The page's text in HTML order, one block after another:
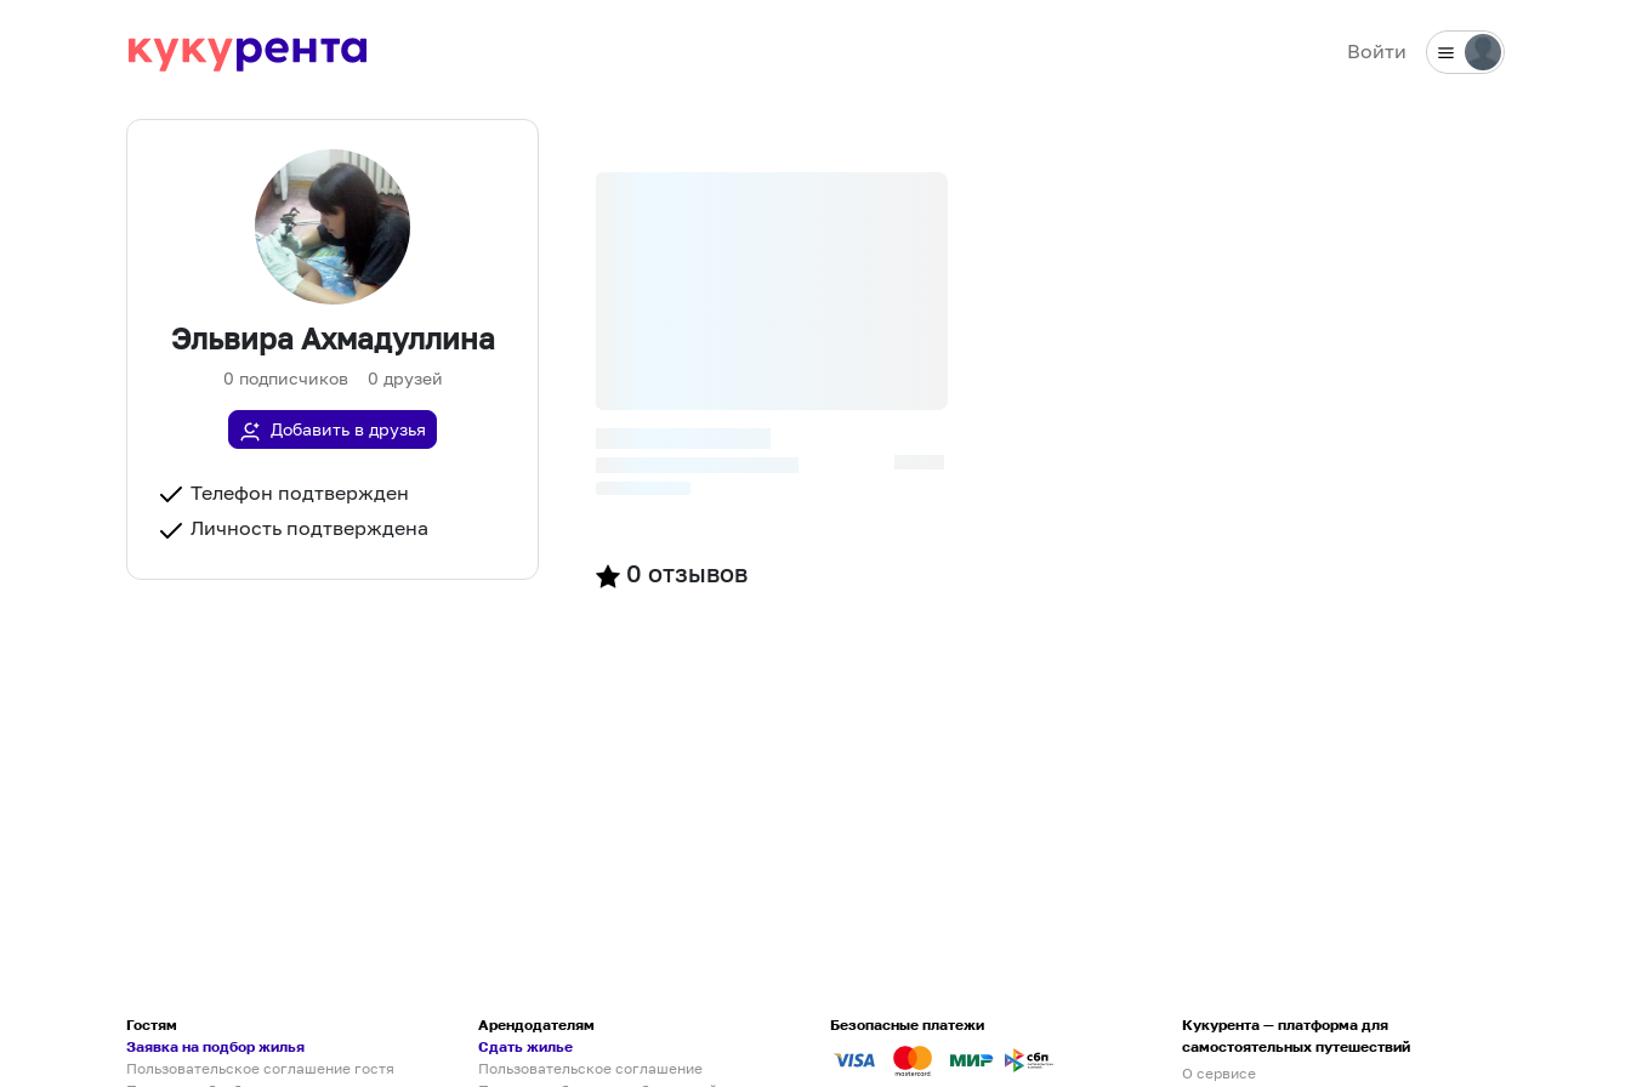
Войти
Эльвира Ахмадуллина
0 подписчиков 0 друзей
Добавить в друзья
Телефон подтвержден
Личность подтверждена
0 отзывов
Гостям
Заявка на подбор жилья
Пользовательское соглашение гостя
Арендодателям
Сдать жилье
Пользовательское соглашение
Безопасные платежи
Кукурента — платформа для
самостоятельных путешествий
О сервисе